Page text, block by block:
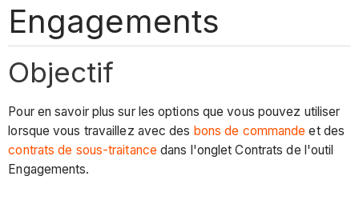
Engagements
Objectif
Pour en savoir plus sur les options que vous pouvez utiliser
lorsque vous travaillez avec des bons de commande et des
contrats de sous-traitance dans l'onglet Contrats de l'outil
Engagements.